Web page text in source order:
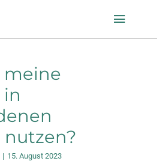
Toggle
meine
in
nutzen?
| 15. August 2023